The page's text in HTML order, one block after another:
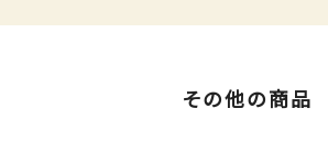
その他の商品